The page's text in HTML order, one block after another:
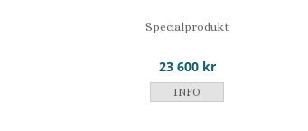
Specialprodukt
23 600 kr
INFO